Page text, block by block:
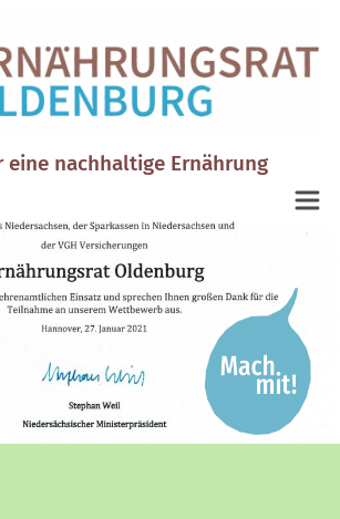
eine nachhaltige Ernährung